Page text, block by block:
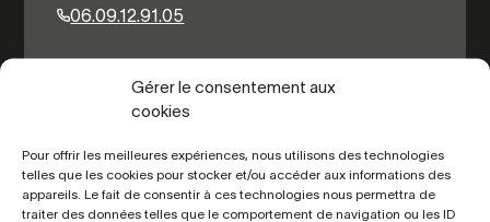
Gérer le consentement aux
cookies
Pour offrir les meilleures expériences, nous utilisons des technologies
telles que les cookies pour stocker et/ou accéder aux informations des
appareils. Le fait de consentir à ces technologies nous permettra de
traiter des données telles que le comportement de navigation ou les ID
06.09.12.91.05
Autres biens du même secteur